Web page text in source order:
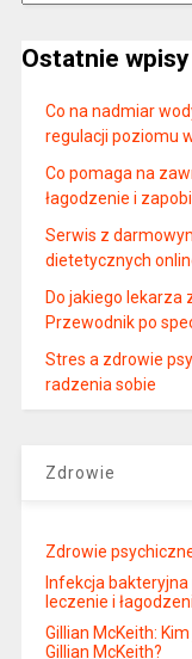
Ostatnie wpisy
Co na nadmiar
regulacji poziomu
Co pomaga na
łagodzenie i
Serwis z
dietetycznych
Do jakiego lekarza
Przewodnik po
Stres a zdrowie
radzenia sobie
Zdrowie
Zdrowie
Infekcja bakteryjna
leczenie i
Gillian McKeith:
Gillian McKeith?